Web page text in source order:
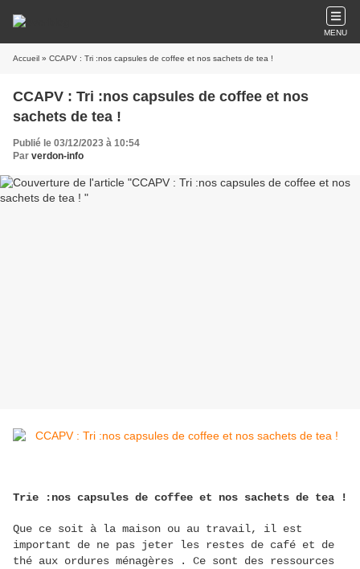
MENU
Accueil » CCAPV : Tri :nos capsules de coffee et nos sachets de tea !
CCAPV : Tri :nos capsules de coffee et nos
sachets de tea !
Publié le 03/12/2023 à 10:54
Par verdon-info
Que ce soit à la maison ou au travail, il est
important de ne pas jeter les restes de café et de
thé aux ordures ménagères . Ce sont des ressources